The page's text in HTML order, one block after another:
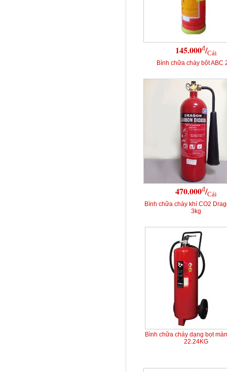
145.000đ/Cái
Bình chữa cháy bột ABC
470.000đ/Cái
Bình chữa cháy khí CO2
3kg
Bình chữa cháy dạng bọt
22.24KG